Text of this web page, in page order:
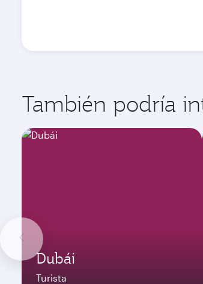
También podría
Dubái
Turista